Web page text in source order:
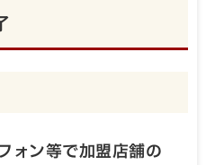
ォン等で加盟店舗の